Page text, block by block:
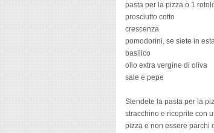
pasta per la pizza o 1
prosciutto cotto
crescenza
pomodorini, se siete in
basilico
olio extra vergine di oliva
sale e pepe
Stendete la pasta per la
stracchino e ricoprite con
pizza e non essere parchi